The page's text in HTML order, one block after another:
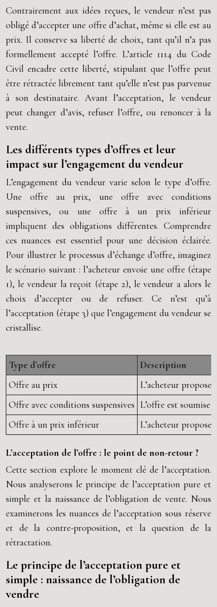
Contrairement aux idées reçues, le vendeur n’est pas
obligé d’accepter une offre d’achat, même si elle est au
prix. Il conserve sa liberté de choix, tant qu’il n’a pas
formellement accepté l’offre. L’article 1114 du Code
Civil encadre cette liberté, stipulant que l’offre peut
être rétractée librement tant qu’elle n’est pas parvenue
à son destinataire. Avant l’acceptation, le vendeur
peut changer d’avis, refuser l’offre, ou renoncer à la
vente.
Les différents types d’offres et leur
impact sur l’engagement du vendeur
L’engagement du vendeur varie selon le type d’offre.
Une offre au prix, une offre avec conditions
suspensives, ou une offre à un prix inférieur
impliquent des obligations différentes. Comprendre
ces nuances est essentiel pour une décision éclairée.
Pour illustrer le processus d’échange d’offre, imaginez
le scénario suivant : l’acheteur envoie une offre (étape
1), le vendeur la reçoit (étape 2), le vendeur a alors le
choix d’accepter ou de refuser. Ce n’est qu’à
l’acceptation (étape 3) que l’engagement du vendeur se
cristallise.
Type d’offre
Description
Offre au prix
L’acheteur propose
Offre avec conditions suspensives L’offre est soumise
Offre à un prix inférieur
L’acheteur
L’acceptation de l’offre : le point de non-retour ?
Cette section explore le moment clé de l’acceptation.
Nous analyserons le principe de l’acceptation pure et
simple et la naissance de l’obligation de vente. Nous
examinerons les nuances de l’acceptation sous réserve
et de la contre-proposition, et la question de la
rétractation.
Le principe de l’acceptation pure et
simple : naissance de l’obligation de
vendre